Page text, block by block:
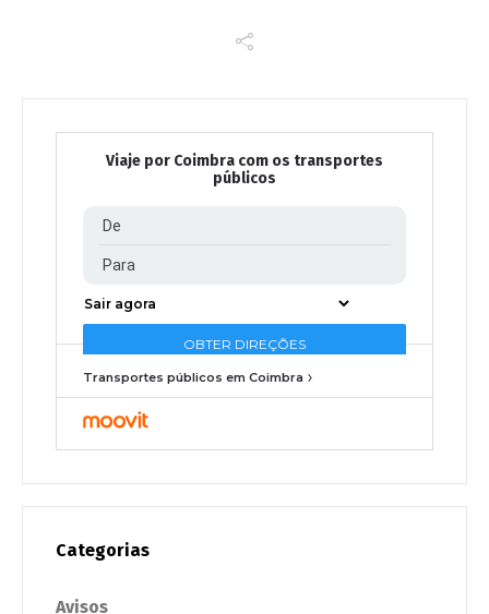
Viaje por Coimbra com os transportes
públicos
Transportes públicos em Coimbra
Categorias
Avisos